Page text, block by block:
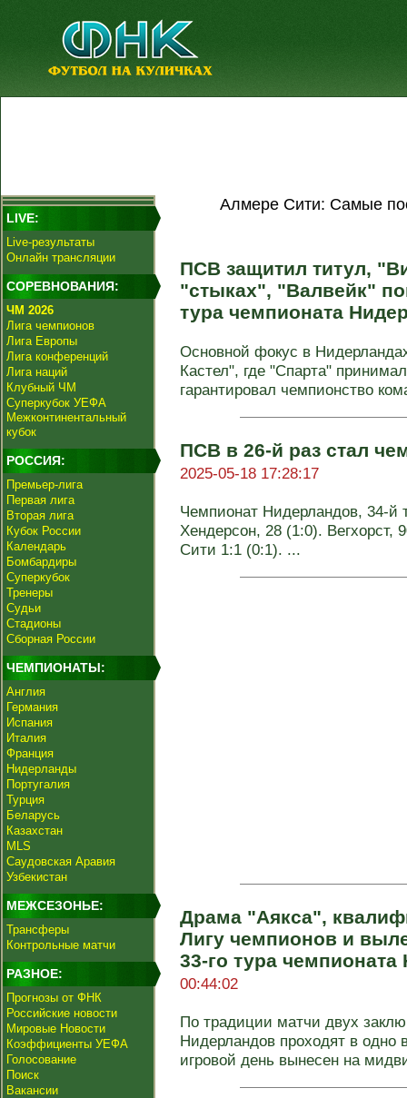
LIVE:
Live-результаты
Онлайн трансляции
СОРЕВНОВАНИЯ:
ЧМ 2026
Лига чемпионов
Лига Европы
Лига конференций
Лига наций
Клубный ЧМ
Суперкубок УЕФА
Межконтинентальный
кубок
РОССИЯ:
Премьер-лига
Первая лига
Вторая лига
Кубок России
Календарь
Бомбардиры
Суперкубок
Тренеры
Судьи
Стадионы
Сборная России
ЧЕМПИОНАТЫ:
Англия
Германия
Испания
Италия
Франция
Нидерланды
Португалия
Турция
Беларусь
Казахстан
MLS
Саудовская Аравия
Узбекистан
МЕЖСЕЗОНЬЕ:
Трансферы
Контрольные матчи
РАЗНОЕ:
Прогнозы от ФНК
Российские новости
Мировые Новости
Коэффициенты УЕФА
Голосование
Поиск
Вакансии
Алмере Сити: Самые
ПСВ защитил титул,
"стыках", "Валвейк"
тура чемпионата
Основной фокус в
Кастел", где "Спарта"
гарантировал чемпионство
ПСВ в 26-й раз стал
2025-05-18 17:28:17
Чемпионат Нидерландов, 34-й
Хендерсон, 28 (1:0).
Сити 1:1 (0:1). ...
Драма "Аякса",
Лигу чемпионов и
33-го тура
00:44:02
По традиции матчи двух
Нидерландов проходят в
игровой день вынесен на